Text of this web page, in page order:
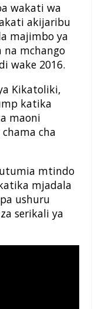
wakati wa
akijaribu
majimbo ya
mchango
wake 2016.
Kikatoliki,
katika
maoni
cha
mtindo
mjadala
ushuru
serikali ya